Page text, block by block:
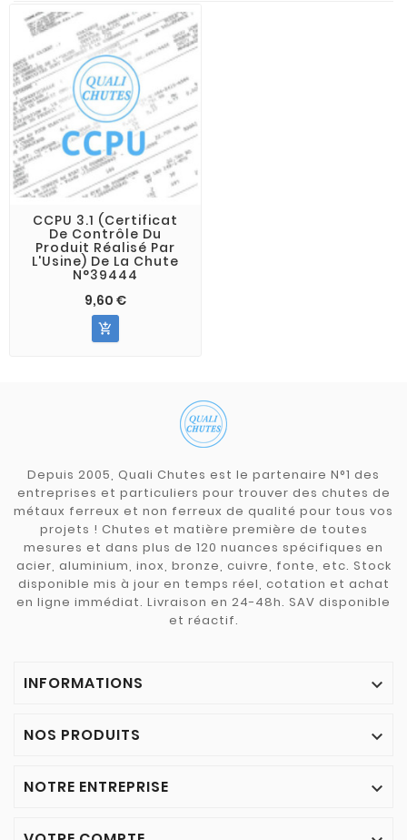
CCPU 3.1 (Certificat
De Contrôle Du
Produit Réalisé Par
L'Usine) De La Chute
N°39444
9,60 €

Depuis 2005, Quali Chutes est le partenaire N°1 des
entreprises et particuliers pour trouver des chutes de
métaux ferreux et non ferreux de qualité pour tous vos
projets ! Chutes et matière première de toutes
mesures et dans plus de 120 nuances spécifiques en
acier, aluminium, inox, bronze, cuivre, fonte, etc. Stock
disponible mis à jour en temps réel, cotation et achat
en ligne immédiat. Livraison en 24-48h. SAV disponible
et réactif.
INFORMATIONS 
NOS PRODUITS 
NOTRE ENTREPRISE 